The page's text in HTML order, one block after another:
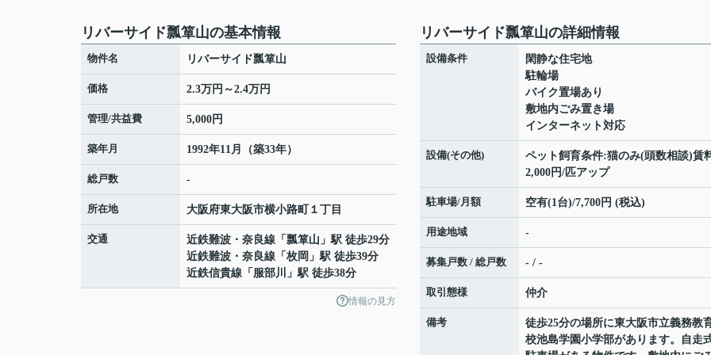
リバーサイド瓢箪山の基本情報
物件名 リバーサイド瓢箪山
価格 2.3万円～2.4万円
管理/共益費 5,000円
築年月 1992年11月（築33年）
総戸数 -
所在地 大阪府東大阪市横小路町 １丁目
交通 近鉄難波・奈良線 「 瓢箪山 」駅 徒歩29分
近鉄難波・奈良線 「 枚岡 」駅 徒歩39分
近鉄信貴線 「 服部川 」駅 徒歩38分
情報の見方
リバーサイド瓢箪山の詳細情報
設備条件
閑静な住宅地
駐輪場
バイク置場あり
敷地内ごみ置き場
インターネット対応
設備(その他)
ペット飼育条件:猫のみ(頭数相談)賃
2,000円/匹アップ
駐車場/月額 空有(1台)/7,700円 (税込)
用途地域 -
募集戸数 / 総戸数 - / -
取引態様 仲介
備考
徒歩25分の場所に東大阪市立義務教
校池島学園小学部があります。自走